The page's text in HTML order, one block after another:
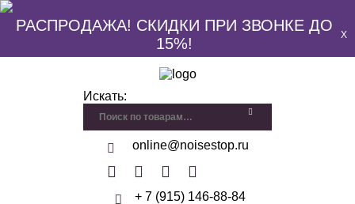
РАСПРОДАЖА! СКИДКИ ПРИ ЗВОНКЕ ДО
15%!
X
Искать:
online@noisestop.ru
+ 7 (915) 146-88-84